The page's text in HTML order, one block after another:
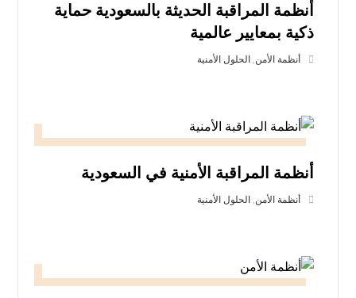
أنظمة المراقبة الحديثة بالسعودية حماية
ذكية بمعايير عالمية
أنظمة الأمن, الحلول الأمنية
أنظمة المراقبة الأمنية في السعودية
أنظمة الأمن, الحلول الأمنية